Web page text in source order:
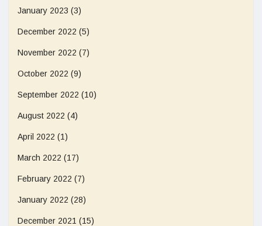
January 2023 (3)
December 2022 (5)
November 2022 (7)
October 2022 (9)
September 2022 (10)
August 2022 (4)
April 2022 (1)
March 2022 (17)
February 2022 (7)
January 2022 (28)
December 2021 (15)